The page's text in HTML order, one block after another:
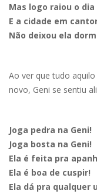
Mas logo raiou o dia
E a cidade em
Não deixou ela
Ao ver que tudo
novo, Geni se sentiu
Joga pedra na Geni!
Joga bosta na Geni!
Ela é feita pra
Ela é boa de cuspir!
Ela dá pra qualquer